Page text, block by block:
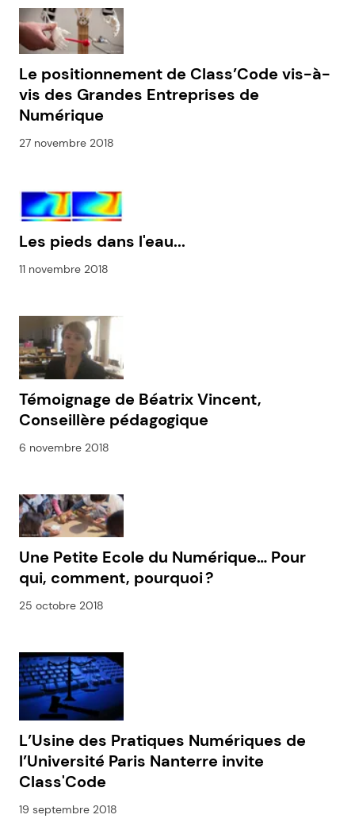
Le positionnement de Class’Code vis-à-
vis des Grandes Entreprises de
Numérique
27 novembre 2018
Les pieds dans l'eau...
11 novembre 2018
Témoignage de Béatrix Vincent,
Conseillère pédagogique
6 novembre 2018
Une Petite Ecole du Numérique… Pour
qui, comment, pourquoi ?
25 octobre 2018
L’Usine des Pratiques Numériques de
l’Université Paris Nanterre invite
Class'Code
19 septembre 2018